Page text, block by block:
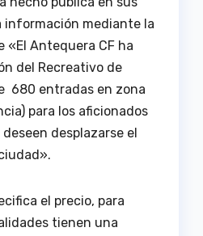
información mediante la
«El Antequera CF ha
del Recreativo de
680 entradas en zona
para los aficionados
desplazarse el
el precio, para
tienen una